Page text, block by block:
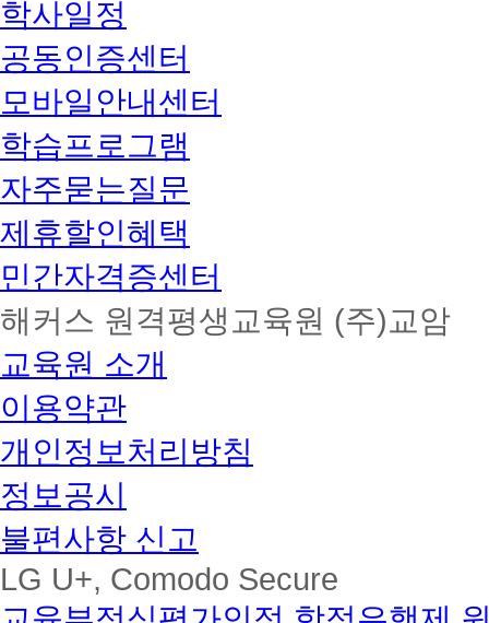
학사일정
공동인증센터
모바일안내센터
학습프로그램
자주묻는질문
제휴할인혜택
민간자격증센터
해커스 원격평생교육원 (주)교암
교육원 소개
이용약관
개인정보처리방침
정보공시
불편사항 신고
LG U+, Comodo Secure